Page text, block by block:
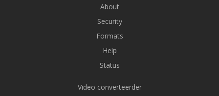
About
Security
Formats
Help
Status
Video converteerder